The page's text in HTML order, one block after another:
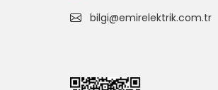
bilgi@emirelektrik.com.tr